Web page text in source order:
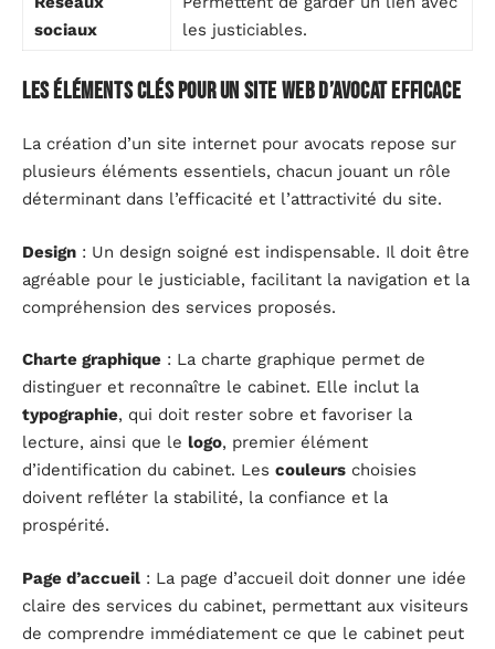
sociaux
les justiciables.
Les éléments clés pour un site web d’avocat efficace
La création d’un site internet pour avocats repose sur
plusieurs éléments essentiels, chacun jouant un rôle
déterminant dans l’efficacité et l’attractivité du site.
Design : Un design soigné est indispensable. Il doit être
agréable pour le justiciable, facilitant la navigation et la
compréhension des services proposés.
Charte graphique : La charte graphique permet de
distinguer et reconnaître le cabinet. Elle inclut la
typographie, qui doit rester sobre et favoriser la
lecture, ainsi que le logo, premier élément
d’identification du cabinet. Les couleurs choisies
doivent refléter la stabilité, la confiance et la
prospérité.
Page d’accueil : La page d’accueil doit donner une idée
claire des services du cabinet, permettant aux visiteurs
de comprendre immédiatement ce que le cabinet peut